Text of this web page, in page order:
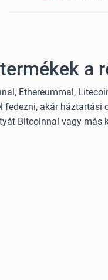
a
Ethereummal,
akár háztartási
Bitcoinnal vagy más